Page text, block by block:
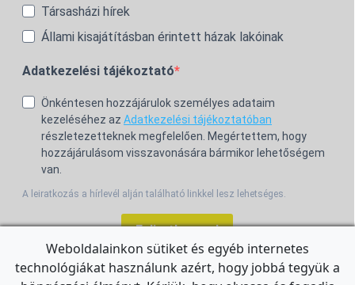
Társasházi hírek
Állami kisajátításban érintett házak lakóinak
Adatkezelési tájékoztató
Önkéntesen hozzájárulok személyes adataim
kezeléséhez az Adatkezelési tájékoztatóban
részletezetteknek megfelelően. Megértettem, hogy
hozzájárulásom visszavonására bármikor lehetőségem
van.
A leiratkozás a hírlevél alján található linkkel lesz lehetséges.
Feliratkozom!
Weboldalainkon sütiket és egyéb internetes
technológiákat használunk azért, hogy jobbá tegyük a